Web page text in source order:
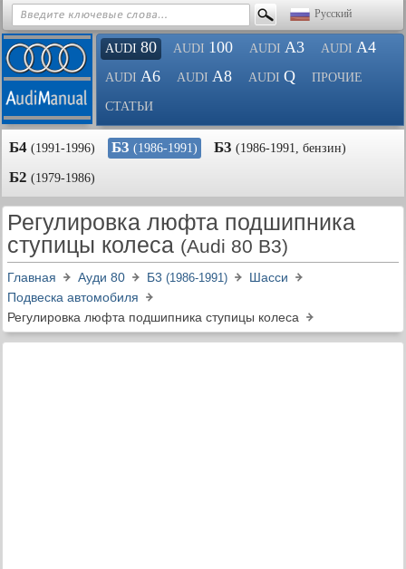
Русский
AUDI 80 AUDI 100 AUDI A3 AUDI A4
AUDI A6 AUDI A8 AUDI Q ПРОЧИЕ
СТАТЬИ
Б4 (1991-1996) Б3 (1986-1991) Б3 (1986-1991, бензин)
Б2 (1979-1986)
Регулировка люфта подшипника
ступицы колеса (Audi 80 B3)
Главная Ауди 80 Б3 (1986-1991)
Шасси
Подвеска автомобиля
Регулировка люфта подшипника ступицы колеса